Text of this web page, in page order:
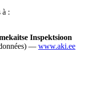
à :
Inspektsioon
— www.aki.ee